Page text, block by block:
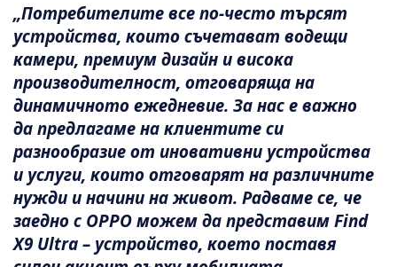
„Потребителите все по-често търсят
устройства, които съчетават водещи
камери, премиум дизайн и висока
производителност, отговаряща на
динамичното ежедневие. За нас е важно
да предлагаме на клиентите си
разнообразие от иновативни устройства
и услуги, които отговарят на различните
нужди и начини на живот. Радваме се, че
заедно с OPPO можем да представим Find
X9 Ultra – устройство, което поставя